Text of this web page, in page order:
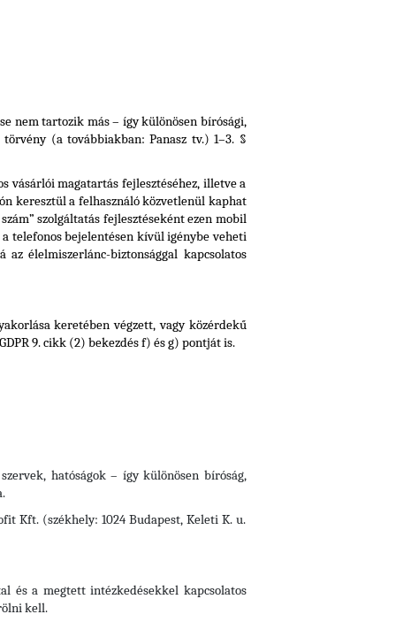
nem tartozik más – így különösen bírósági,
(a továbbiakban: Panasz tv.) 1–3. §
vásárlói magatartás fejlesztéséhez, illetve a
keresztül a felhasználó közvetlenül kaphat
szolgáltatás fejlesztéseként ezen mobil
telefonos bejelentésen kívül igénybe veheti
élelmiszerlánc-biztonsággal kapcsolatos
keretében végzett, vagy közérdekű
9. cikk (2) bekezdés f) és g) pontját is.
hatóságok – így különösen bíróság,
Kft. (székhely: 1024 Budapest, Keleti K. u.
és a megtett intézkedésekkel kapcsolatos
kell.